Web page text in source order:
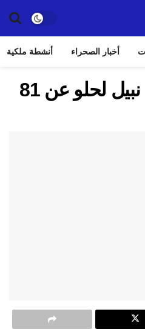
أخبار الصحراء أنشطة ملكية
رحيل المسرحي نبيل لحلو عن 81